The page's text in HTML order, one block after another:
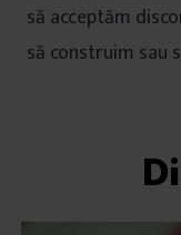
să acceptăm
să construim sau